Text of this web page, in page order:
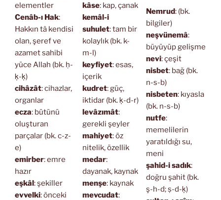
elementler
Cenâb-ı Hak:
Hakkın tâ kendisi
olan, şeref ve
azamet sahibi
yüce Allah (bk. ḥ-
ḳ-ḳ)
cihâzât: cihazlar,
organlar
ecza: bütünü
oluşturan
parçalar (bk. c-z-
e)
emirber: emre
hazır
eşkâl: şekiller
evvelki: önceki
kâse: kap, çanak
kemâl-i
suhulet: tam bir
kolaylık (bk. k-
m-l)
keyfiyet: esas,
içerik
kudret: güç,
iktidar (bk. ḳ-d-r)
levâzımât:
gerekli şeyler
mahiyet: öz
nitelik, özellik
medar:
dayanak, kaynak
menşe: kaynak
mevcudat:
Nemrud: (bk.
bilgiler)
neşvünemâ:
büyüyüp gelişme
nevi: çeşit
nisbet: bağ (bk.
n-s-b)
nisbeten: kıyasla
(bk. n-s-b)
nutfe:
memelilerin
yaratıldığı su,
meni
şahid-i sadık:
doğru şahit (bk.
ş-h-d; ṣ-d-ḳ)